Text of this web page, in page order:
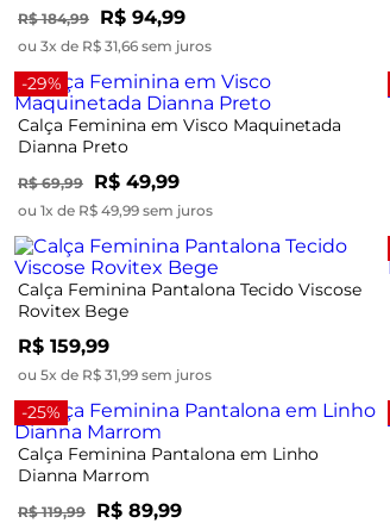
R$ 184,99 R$ 94,99
ou 3x de R$ 31,66 sem juros
-29%
Calça Feminina em Visco Maquinetada
Dianna Preto
R$ 69,99 R$ 49,99
ou 1x de R$ 49,99 sem juros
Calça Feminina Pantalona Tecido Viscose
Rovitex Bege
R$ 159,99
ou 5x de R$ 31,99 sem juros
-25%
Calça Feminina Pantalona em Linho
Dianna Marrom
R$ 119,99 R$ 89,99